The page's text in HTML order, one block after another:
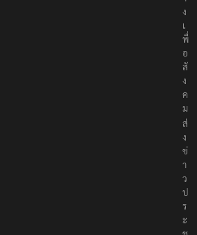
ง
เ
พื่
อ
สั
ง
ค
ม
ส่
ง
ข่
า
ว
ป
ร
ะ